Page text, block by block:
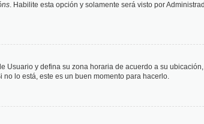
. Habilite esta opción y solamente será visto por
y defina su zona horaria de acuerdo a su
lo está, este es un buen momento para hacerlo.